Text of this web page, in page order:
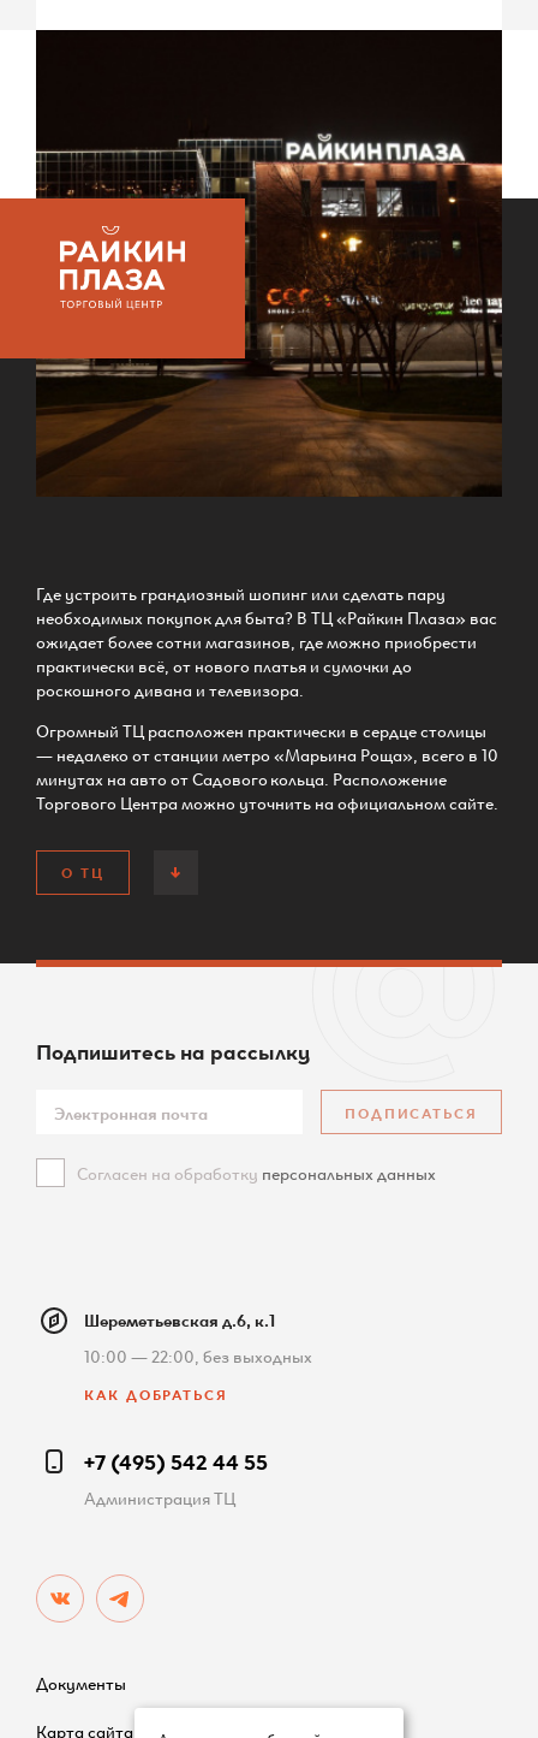
Где устроить грандиозный шопинг или сделать пару
необходимых покупок для быта? В ТЦ «Райкин Плаза» вас
ожидает более сотни магазинов, где можно приобрести
практически всё, от нового платья и сумочки до
роскошного дивана и телевизора.
Огромный ТЦ расположен практически в сердце столицы
— недалеко от станции метро «Марьина Роща», всего в 10
минутах на авто от Садового кольца. Расположение
Торгового Центра можно уточнить на официальном сайте.
О ТЦ
Подпишитесьна рассылку
ПОДПИСАТЬСЯ
Согласен на обработку персональных данных
Документы
Карта сайта
Шереметьевская д.6, к.1
10:00 — 22:00, без выходных
КАК ДОБРАТЬСЯ
+7 (495) 542 44 55
Администрация ТЦ